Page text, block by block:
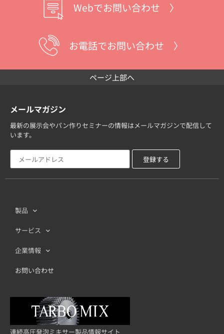
Webでお問い合わせ 〉
お電話でお問い合わせ 〉
ページ上部へ
メールマガジン
最新の展示会やパン作りセミナーの情報はメールマガジンで配信して
います。
製品
サービス
企業情報
お問い合わせ
連続高圧発泡ミキサー製品情報サイト